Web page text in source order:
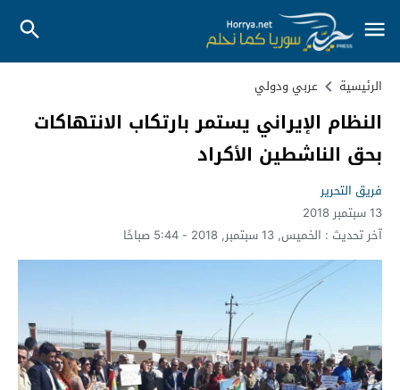
الرئيسية عربي ودولي
النظام الإيراني يستمر بارتكاب الانتهاكات
بحق الناشطين الأكراد
فريق التحرير
13 سبتمبر 2018
آخر تحديث : الخميس, 13 سبتمبر, 2018 - 5:44 صباحًا